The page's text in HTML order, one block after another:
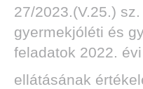
27/2023.(V.25.)
gyermekjóléti és
feladatok 2022. évi
ellátásának